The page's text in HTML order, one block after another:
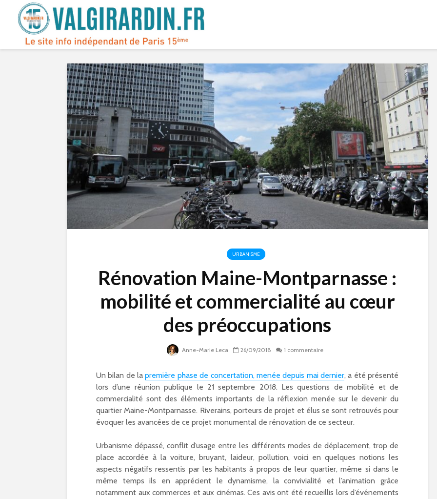
URBANISME
Rénovation Maine-Montparnasse :
mobilité et commercialité au cœur
des préoccupations
Anne-Marie Leca 26/09/2018 1 commentaire
Un bilan de lapremière phase de concertation, menée depuis mai dernier, a été présenté
lors d’une réunion publique le 21 septembre 2018. Les questions de mobilité et de
commercialité sont des éléments importants de la réflexion menée sur le devenir du
quartier Maine-Montparnasse. Riverains, porteurs de projet et élus se sont retrouvés pour
évoquer les avancées de ce projet monumental de rénovation de ce secteur.
Urbanisme dépassé, conflit d’usage entre les différents modes de déplacement, trop de
place accordée à la voiture, bruyant, laideur, pollution, voici en quelques notions les
aspects négatifs ressentis par les habitants à propos de leur quartier, même si dans le
même temps ils en apprécient le dynamisme, la convivialité et l’animation grâce
notamment aux commerces et aux cinémas. Ces avis ont été recueillis lors d’événements
Compétitions, flamme
Paralympiques à Paris
15
11/10/2023
9 projets lauréats
Qu’est-ce qu’on fait
01/04/2019 24/05/2024
Inauguration de
Place Chantal-
Mauduit à Paris